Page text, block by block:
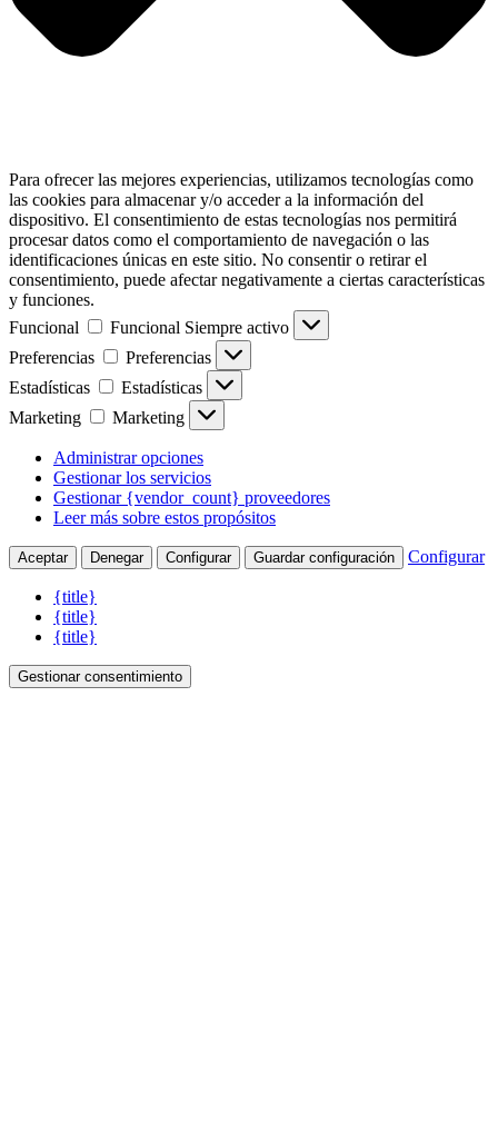
Para ofrecer las mejores experiencias, utilizamos tecnologías como
las cookies para almacenar y/o acceder a la información del
dispositivo. El consentimiento de estas tecnologías nos permitirá
procesar datos como el comportamiento de navegación o las
identificaciones únicas en este sitio. No consentir o retirar el
consentimiento, puede afectar negativamente a ciertas características
y funciones.
Funcional
Funcional Siempre activo
Preferencias
Preferencias
Estadísticas
Estadísticas
Marketing
Marketing
Administrar opciones
Gestionar los servicios
Gestionar {vendor_count} proveedores
Leer más sobre estos propósitos
Aceptar Denegar Configurar Guardar configuración Configurar
{title}
{title}
{title}
Gestionar consentimiento